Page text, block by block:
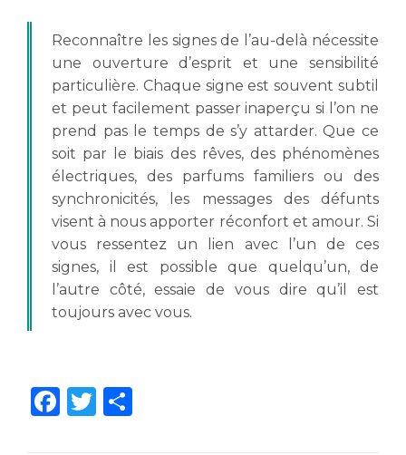
Reconnaître les signes de l’au-delà nécessite
une ouverture d’esprit et une sensibilité
particulière. Chaque signe est souvent subtil
et peut facilement passer inaperçu si l’on ne
prend pas le temps de s’y attarder. Que ce
soit par le biais des rêves, des phénomènes
électriques, des parfums familiers ou des
synchronicités, les messages des défunts
visent à nous apporter réconfort et amour. Si
vous ressentez un lien avec l’un de ces
signes, il est possible que quelqu’un, de
l’autre côté, essaie de vous dire qu’il est
toujours avec vous.
Facebook
Twitter